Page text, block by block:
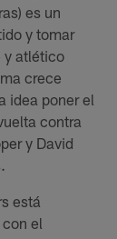
es un
y tomar
y atlético
crece
idea poner el
contra
y David
está
el